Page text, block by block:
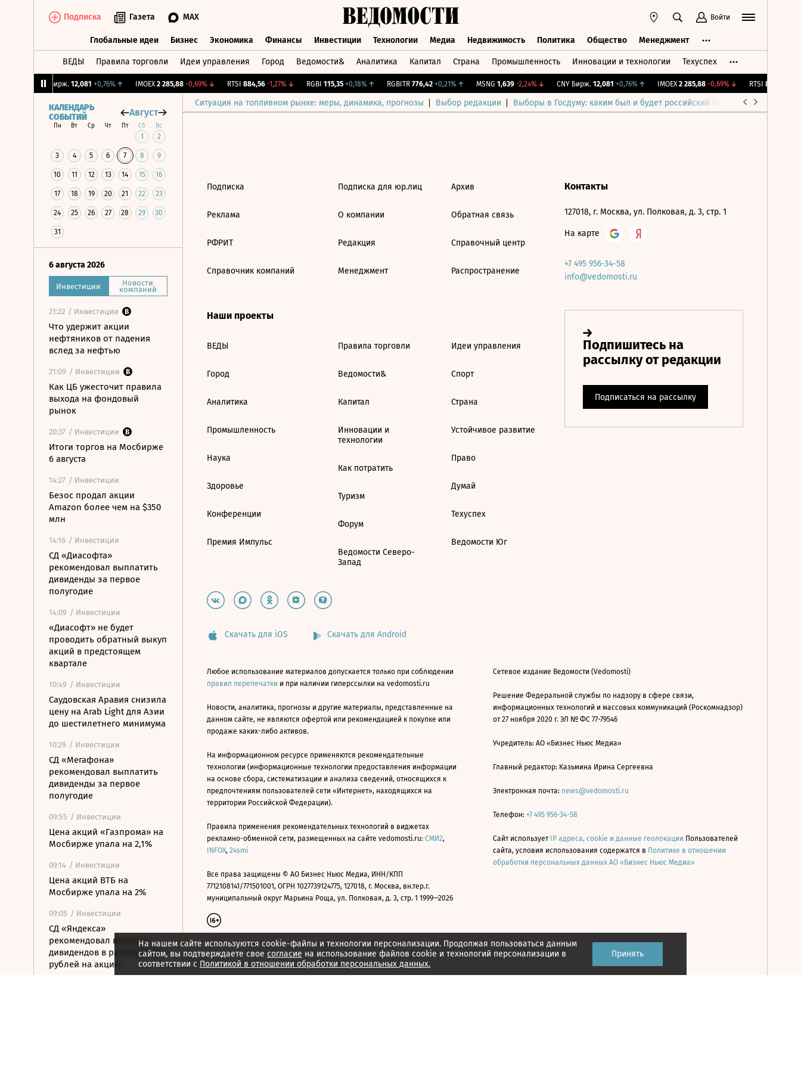
Подписка Газета MAX Войти
Глобальные идеи Бизнес Экономика Финансы Инвестиции Технологии Медиа Недвижимость Политика Общество Менеджмент
ВЕДЫ Правила торговли Идеи управления Город Ведомости& Аналитика Капитал Страна Промышленность Инновации и технологии Техуспех
CNY Бирж. 12,081 +0,76%↑ IMOEX 2 285,88 -0,69%↓ RTSI 884,56 -1,27%↓ RGBI 115,35 +0,18%↑ RGBITR 776,42 +0,21%↑ MSNG 1,639 -2,24%↓ CNY Бирж. 12,081 +0,76%↑ IMOEX 2 285,88 -0,69%↓ RTSI 884,56
Ситуация на топливном рынке: меры, динамика, прогнозы Выбор редакции Выборы в Госдуму: каким был и будет российский парламент
КАЛЕНДАРЬ
СОБЫТИЙ
Август
Пн Вт Ср Чт Пт Сб Вс
1 2
3 4 5 6 7 8 9
10 11 12 13 14 15 16
17 18 19 20 21 22 23
24 25 26 27 28 29 30
31
6 августа 2026
Инвестиции Новости
компаний
21:22 / Инвестиции
Что удержит акции
нефтяников от падения
вслед за нефтью
21:09 / Инвестиции
Как ЦБ ужесточит правила
выхода на фондовый
рынок
20:37 / Инвестиции
Итоги торгов на Мосбирже
6 августа
14:27 / Инвестиции
Безос продал акции
Amazon более чем на $350
млн
14:16 / Инвестиции
СД «Диасофта»
рекомендовал выплатить
дивиденды за первое
полугодие
14:09 / Инвестиции
«Диасофт» не будет
проводить обратный выкуп
акций в предстоящем
квартале
10:49 / Инвестиции
Саудовская Аравия снизила
цену на Arab Light для Азии
до шестилетнего минимума
10:29 / Инвестиции
СД «Мегафона»
рекомендовал выплатить
дивиденды за первое
полугодие
09:55 / Инвестиции
Цена акций «Газпрома» на
Мосбирже упала на 2,1%
09:14 / Инвестиции
Цена акций ВТБ на
Мосбирже упала на 2%
09:05 / Инвестиции
СД «Яндекса»
рекомендовал выплату
дивидендов в размере 110
рублей на акцию
На нашем сайте используются cookie-файлы и технологии персонализации. Продолжая пользоваться данным
сайтом, вы подтверждаете свое согласие на использование файлов cookie и технологий персонализации в
соответствии с Политикой в отношении обработки персональных данных.
Принять
Подписка
Реклама
РФРИТ
Справочник компаний
Подписка для юр.лиц
О компании
Редакция
Менеджмент
Архив
Обратная связь
Справочный центр
Распространение
Наши проекты
ВЕДЫ
Город
Аналитика
Промышленность
Наука
Здоровье
Конференции
Премия Импульс
Правила торговли
Ведомости&
Капитал
Инновации и
технологии
Как потратить
Туризм
Форум
Ведомости Северо-
Запад
Идеи управления
Спорт
Страна
Устойчивое развитие
Право
Думай
Техуспех
Ведомости Юг
Контакты
127018, г. Москва, ул. Полковая, д. 3, стр. 1
На карте
+7 495 956-34-58
info@vedomosti.ru
Скачать для iOS Скачать для Android
Любое использование материалов допускается только при соблюдении
правил перепечатки и при наличии гиперссылки на vedomosti.ru
Новости, аналитика, прогнозы и другие материалы, представленные на
данном сайте, не являются офертой или рекомендацией к покупке или
продаже каких-либо активов.
На информационном ресурсе применяются рекомендательные
технологии (информационные технологии предоставления информации
на основе сбора, систематизации и анализа сведений, относящихся к
предпочтениям пользователей сети «Интернет», находящихся на
территории Российской Федерации).
Правила применения рекомендательных технологий в виджетах
рекламно-обменной сети, размещенных на сайте vedomosti.ru: СМИ2,
INFOX, 24smi
Все права защищены © АО Бизнес Ньюс Медиа, ИНН/КПП
7712108141/771501001, ОГРН 1027739124775, 127018, г. Москва, вн.тер.г.
муниципальный округ Марьина Роща, ул. Полковая, д. 3, стр. 1 1999—2026
Сетевое издание Ведомости (Vedomosti)
Решение Федеральной службы по надзору в сфере связи,
информационных технологий и массовых коммуникаций (Роскомнадзор)
от 27 ноября 2020 г. ЭЛ № ФС 77-79546
Учредитель: АО «Бизнес Ньюс Медиа»
Главный редактор: Казьмина Ирина Сергеевна
Электронная почта: news@vedomosti.ru
Телефон: +7 495 956-34-58
Сайт использует IP адреса, cookie и данные геолокации Пользователей
сайта, условия использования содержатся в Политике в отношении
обработки персональных данных АО «Бизнес Ньюс Медиа»